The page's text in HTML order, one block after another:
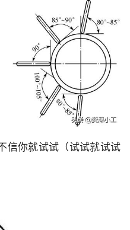
信你就试试（试试就试试